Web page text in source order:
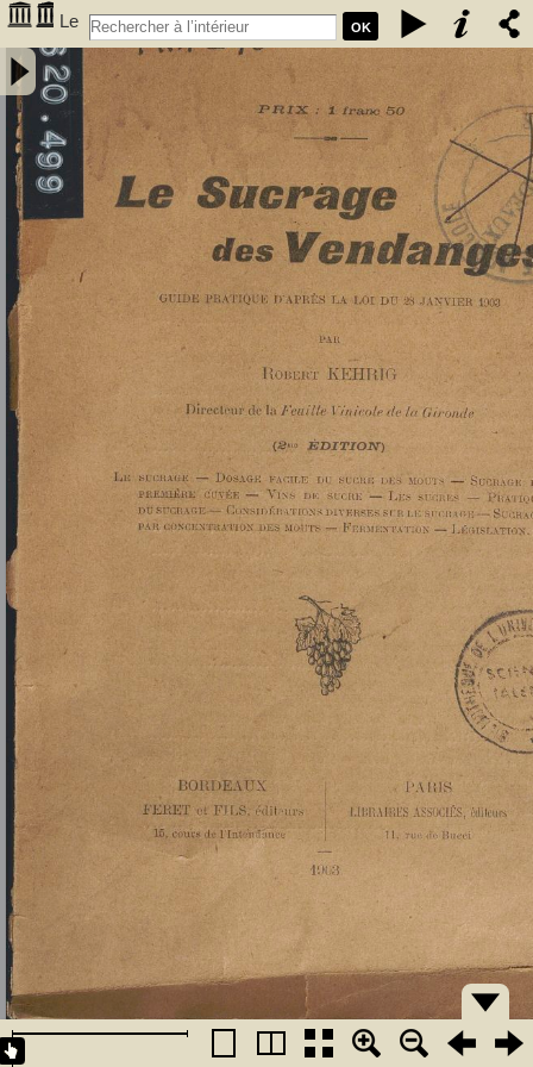
OK
Le
Sucrage des vendanges : guide pratique d'après la loi du 28 janvier
1903 - Kehrig, Robert (1873-1941). Auteur